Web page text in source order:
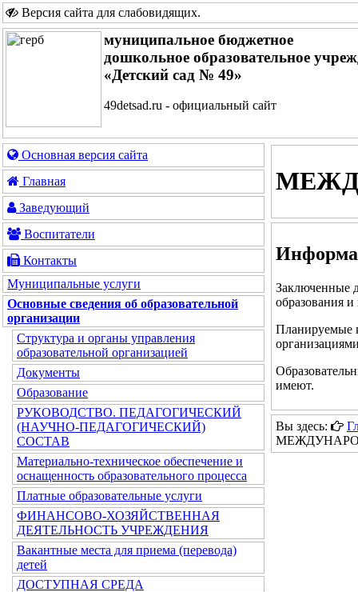
Версия сайта для слабовидящих.
муниципальное бюджетное
дошкольное образовательное
«Детский сад № 49»
49detsad.ru - официальный сайт
Основная версия сайта
Главная
Заведующий
Воспитатели
Контакты
Муниципальные услуги
Основные сведения об образовательной
организации
Структура и органы управления
образовательной организацией
Документы
Образование
РУКОВОДСТВО. ПЕДАГОГИЧЕСКИЙ
(НАУЧНО-ПЕДАГОГИЧЕСКИЙ)
СОСТАВ
Материально-техническое обеспечение и
оснащенность образовательного процесса
Платные образовательные услуги
ФИНАНСОВО-ХОЗЯЙСТВЕННАЯ
ДЕЯТЕЛЬНОСТЬ УЧРЕЖДЕНИЯ
Вакантные места для приема (перевода)
детей
ДОСТУПНАЯ СРЕДА
Заключенные
образования и
Планируемые
имеют.
Вы здесь: